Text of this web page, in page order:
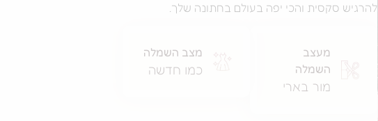
להרגיש סקסית והכי יפה בעולם בחתונה שלך.
מעצב
השמלה
מור בארי
מצב השמלה
כמו חדשה